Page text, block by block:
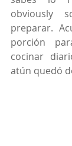
obviously
preparar.
porción
cocinar
atún quedó